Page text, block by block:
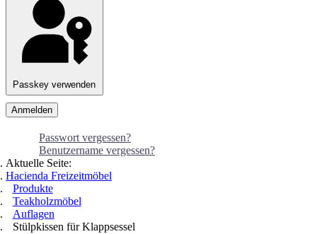
Passkey verwenden
Anmelden
Passwort vergessen?
Benutzername vergessen?
Aktuelle Seite:
Hacienda Freizeitmöbel
Produkte
Teakholzmöbel
Auflagen
Stülpkissen für Klappsessel